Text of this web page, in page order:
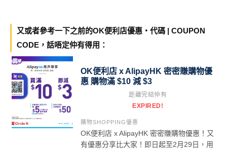
又或者參考一下之前的OK便利店優惠・代碼 | COUPON
CODE，話唔定仲有得用：
OK便利店 x AlipayHK 密密賺購物優
惠 購物滿 $10 減 $3
距離完結仲有
EXPIRED!
購物SHOPPING優惠
OK便利店 x AlipayHK 密密賺購物優惠！又
有優惠分享比大家！即日起至2月29日，用